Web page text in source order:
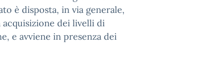
è disposta, in via generale,
acquisizione dei livelli di
e avviene in presenza dei